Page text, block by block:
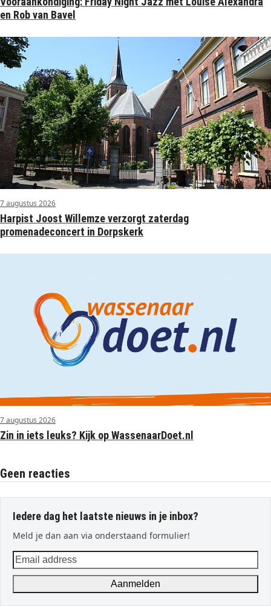
en Rob van Bavel
7 augustus 2026
Harpist Joost Willemze verzorgt zaterdag
promenadeconcert in Dorpskerk
7 augustus 2026
Zin in iets leuks? Kijk op WassenaarDoet.nl
Geen reacties
Iedere dag het laatste nieuws in je inbox?
Meld je dan aan via onderstaand formulier!
Email
address
Aanmelden